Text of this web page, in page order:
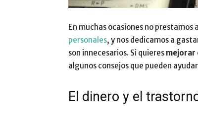
En muchas ocasiones no
personales, y nos dedicamos a
son innecesarios. Si quieres mejorar
algunos consejos que pueden
El dinero y el